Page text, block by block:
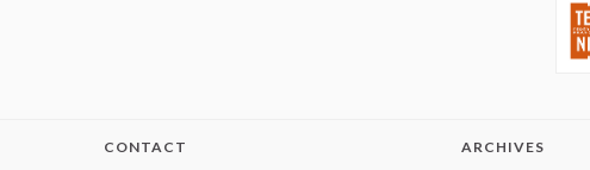
CONTACT ARCHIVES